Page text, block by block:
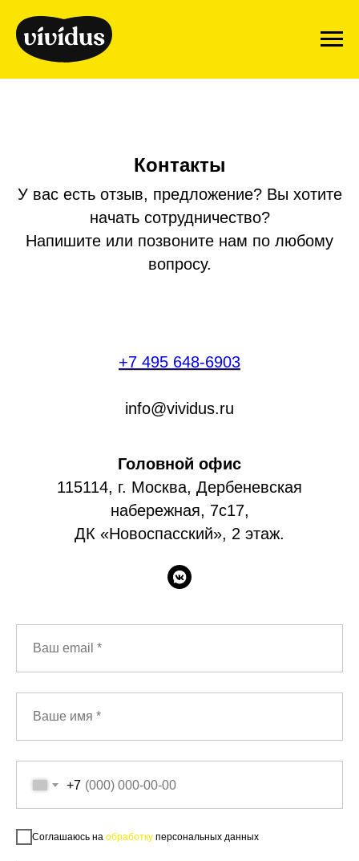
Контакты
У вас есть отзыв, предложение? Вы хотите
начать сотрудничество?
Напишите или позвоните нам по любому
вопросу.
+7 495 648-6903
info@vividus.ru
Головной офис
115114, г. Москва, Дербеневская
набережная, 7c17,
ДК «Новоспасский», 2 этаж.
+7
Соглашаюсь на обработку персональных данных